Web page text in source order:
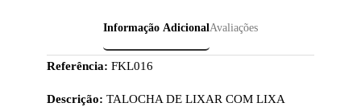
Informação Adicional Avaliações
Referência: FKL016
Descrição: TALOCHA DE LIXAR COM LIXA